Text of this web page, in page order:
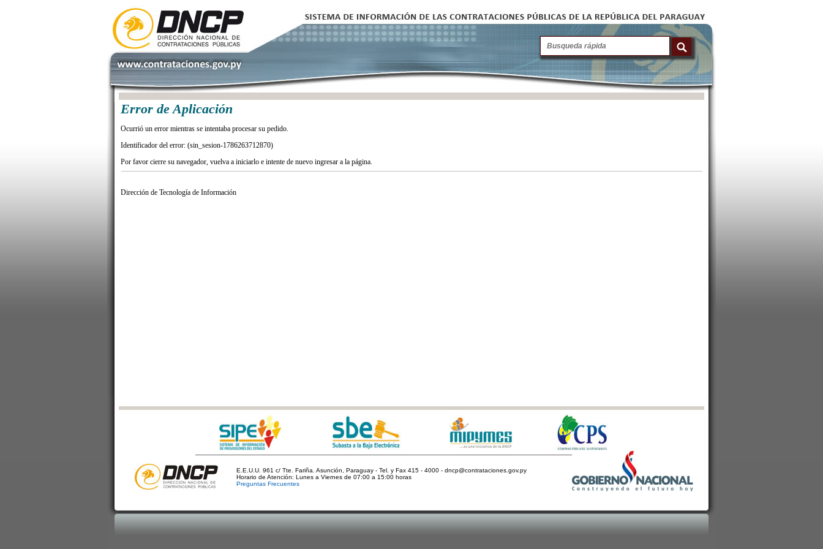
Error de Aplicación
Ocurrió un error mientras se intentaba procesar su pedido.
Identificador del error: (sin_sesion-1786263712870)
Por favor cierre su navegador, vuelva a iniciarlo e intente de nuevo ingresar a la página.
Dirección de Tecnología de Información
E.E.U.U. 961 c/ Tte. Fariña. Asunción, Paraguay - Tel. y Fax 415 - 4000 - dncp@contrataciones.gov.py
Horario de Atención: Lunes a Viernes de 07:00 a 15:00 horas
Preguntas Frecuentes